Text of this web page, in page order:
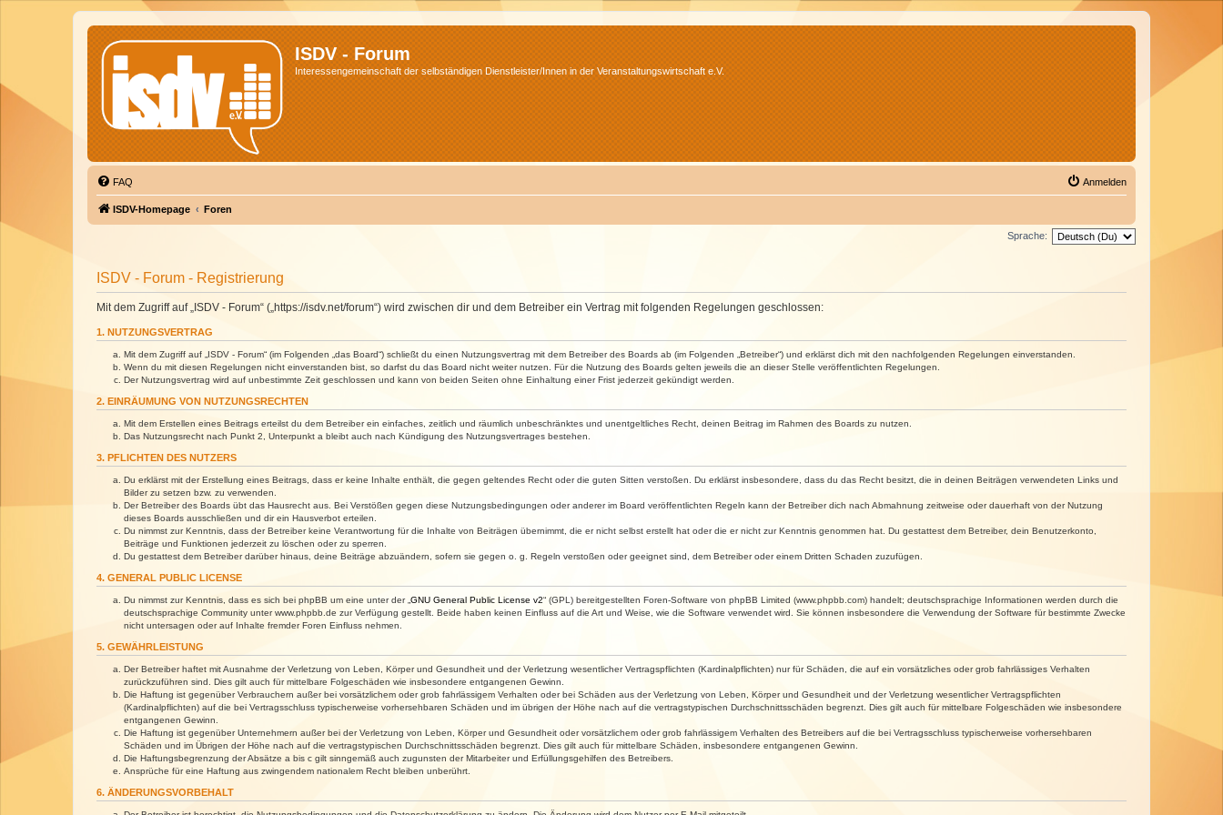
ISDV - Forum
Interessengemeinschaft der selbständigen Dienstleister/Innen in der Veranstaltungswirtschaft e.V.
FAQ Anmelden
ISDV-Homepage Foren
Sprache:
ISDV - Forum - Registrierung
Mit dem Zugriff auf „ISDV - Forum“ („https://isdv.net/forum“) wird zwischen dir und dem Betreiber ein Vertrag mit folgenden Regelungen geschlossen:
1. NUTZUNGSVERTRAG
Mit dem Zugriff auf „ISDV - Forum“ (im Folgenden „das Board“) schließt du einen Nutzungsvertrag mit dem Betreiber des Boards ab (im Folgenden „Betreiber“) und erklärst dich mit den nachfolgenden Regelungen einverstanden.
Wenn du mit diesen Regelungen nicht einverstanden bist, so darfst du das Board nicht weiter nutzen. Für die Nutzung des Boards gelten jeweils die an dieser Stelle veröffentlichten Regelungen.
Der Nutzungsvertrag wird auf unbestimmte Zeit geschlossen und kann von beiden Seiten ohne Einhaltung einer Frist jederzeit gekündigt werden.
2. EINRÄUMUNG VON NUTZUNGSRECHTEN
Mit dem Erstellen eines Beitrags erteilst du dem Betreiber ein einfaches, zeitlich und räumlich unbeschränktes und unentgeltliches Recht, deinen Beitrag im Rahmen des Boards zu nutzen.
Das Nutzungsrecht nach Punkt 2, Unterpunkt a bleibt auch nach Kündigung des Nutzungsvertrages bestehen.
3. PFLICHTEN DES NUTZERS
Du erklärst mit der Erstellung eines Beitrags, dass er keine Inhalte enthält, die gegen geltendes Recht oder die guten Sitten verstoßen. Du erklärst insbesondere, dass du das Recht besitzt, die in deinen Beiträgen verwendeten Links und
Bilder zu setzen bzw. zu verwenden.
Der Betreiber des Boards übt das Hausrecht aus. Bei Verstößen gegen diese Nutzungsbedingungen oder anderer im Board veröffentlichten Regeln kann der Betreiber dich nach Abmahnung zeitweise oder dauerhaft von der Nutzung
dieses Boards ausschließen und dir ein Hausverbot erteilen.
Du nimmst zur Kenntnis, dass der Betreiber keine Verantwortung für die Inhalte von Beiträgen übernimmt, die er nicht selbst erstellt hat oder die er nicht zur Kenntnis genommen hat. Du gestattest dem Betreiber, dein Benutzerkonto,
Beiträge und Funktionen jederzeit zu löschen oder zu sperren.
Du gestattest dem Betreiber darüber hinaus, deine Beiträge abzuändern, sofern sie gegen o. g. Regeln verstoßen oder geeignet sind, dem Betreiber oder einem Dritten Schaden zuzufügen.
4. GENERAL PUBLIC LICENSE
Du nimmst zur Kenntnis, dass es sich bei phpBB um eine unter der „ GNU General Public License v2“ (GPL) bereitgestellten Foren-Software von phpBB Limited (www.phpbb.com) handelt; deutschsprachige Informationen werden durch die
deutschsprachige Community unter www.phpbb.de zur Verfügung gestellt. Beide haben keinen Einfluss auf die Art und Weise, wie die Software verwendet wird. Sie können insbesondere die Verwendung der Software für bestimmte Zwecke
nicht untersagen oder auf Inhalte fremder Foren Einfluss nehmen.
5. GEWÄHRLEISTUNG
Der Betreiber haftet mit Ausnahme der Verletzung von Leben, Körper und Gesundheit und der Verletzung wesentlicher Vertragspflichten (Kardinalpflichten) nur für Schäden, die auf ein vorsätzliches oder grob fahrlässiges Verhalten
zurückzuführen sind. Dies gilt auch für mittelbare Folgeschäden wie insbesondere entgangenen Gewinn.
Die Haftung ist gegenüber Verbrauchern außer bei vorsätzlichem oder grob fahrlässigem Verhalten oder bei Schäden aus der Verletzung von Leben, Körper und Gesundheit und der Verletzung wesentlicher Vertragspflichten
(Kardinalpflichten) auf die bei Vertragsschluss typischerweise vorhersehbaren Schäden und im übrigen der Höhe nach auf die vertragstypischen Durchschnittsschäden begrenzt. Dies gilt auch für mittelbare Folgeschäden wie insbesondere
entgangenen Gewinn.
Die Haftung ist gegenüber Unternehmern außer bei der Verletzung von Leben, Körper und Gesundheit oder vorsätzlichem oder grob fahrlässigem Verhalten des Betreibers auf die bei Vertragsschluss typischerweise vorhersehbaren
Schäden und im Übrigen der Höhe nach auf die vertragstypischen Durchschnittsschäden begrenzt. Dies gilt auch für mittelbare Schäden, insbesondere entgangenen Gewinn.
Die Haftungsbegrenzung der Absätze a bis c gilt sinngemäß auch zugunsten der Mitarbeiter und Erfüllungsgehilfen des Betreibers.
Ansprüche für eine Haftung aus zwingendem nationalem Recht bleiben unberührt.
6. ÄNDERUNGSVORBEHALT